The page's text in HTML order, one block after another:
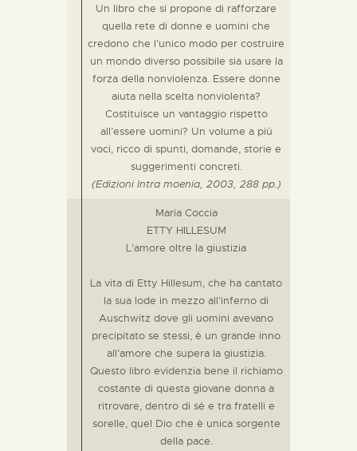
Un libro che si propone di rafforzare
quella rete di donne e uomini che
credono che l’unico modo per costruire
un mondo diverso possibile sia usare la
forza della nonviolenza. Essere donne
aiuta nella scelta nonviolenta?
Costituisce un vantaggio rispetto
all’essere uomini? Un volume a più
voci, ricco di spunti, domande, storie e
suggerimenti concreti.
(Edizioni Intra moenia, 2003, 288 pp.)
Maria Coccia
ETTY HILLESUM
L’amore oltre la giustizia
La vita di Etty Hillesum, che ha cantato
la sua lode in mezzo all’inferno di
Auschwitz dove gli uomini avevano
precipitato se stessi, è un grande inno
all’amore che supera la giustizia.
Questo libro evidenzia bene il richiamo
costante di questa giovane donna a
ritrovare, dentro di sé e tra fratelli e
sorelle, quel Dio che è unica sorgente
della pace.